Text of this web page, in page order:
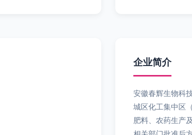
企业简介
安徽春辉生物科
城区化工集中区
肥料、农药生产